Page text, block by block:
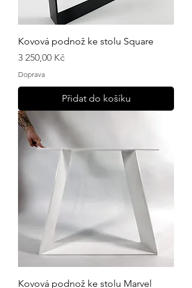
Kovová podnož ke stolu Square
Cena
3 250,00 Kč
Doprava
Přidat do košíku
Kovová podnož ke stolu Marvel